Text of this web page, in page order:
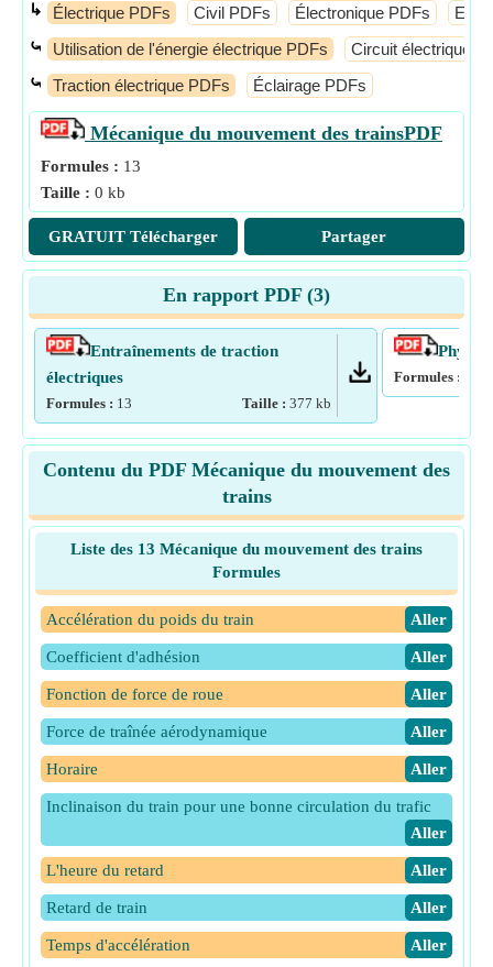
↳ Électrique PDFs Civil PDFs Électronique PDFs
⤿ Utilisation de l'énergie électrique PDFs Circuit électrique
⤿ Traction électrique PDFs Éclairage PDFs
Mécanique du mouvement des trainsPDF
Formules : 13
Taille : 0 kb
GRATUIT Télécharger Partager
En rapport PDF (3)
Entraînements de traction
électriques
Formules : 13 Taille : 377 kb
Formules :
Contenu du PDF Mécanique du mouvement des
trains
Liste des 13 Mécanique du mouvement des trains
Formules
Accélération du poids du train ​Aller
Coefficient d'adhésion ​Aller
Fonction de force de roue ​Aller
Force de traînée aérodynamique ​Aller
Horaire ​Aller
Inclinaison du train pour une bonne circulation du trafic
​Aller
L'heure du retard ​Aller
Retard de train ​Aller
Temps d'accélération ​Aller